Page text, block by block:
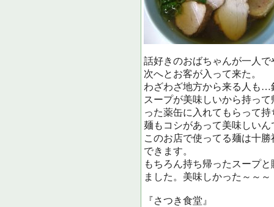
話好きのおばちゃんが一人
次へとお客が入って来た。
わざわざ地方から来る人も…
スープが美味しいから持っ
った薬缶に入れてもらって
麺もコシがあって美味しいん
このお店で使ってる麺は十
できます。
もちろん持ち帰ったスープ
ました。美味しかった～～～
『さつき食堂』